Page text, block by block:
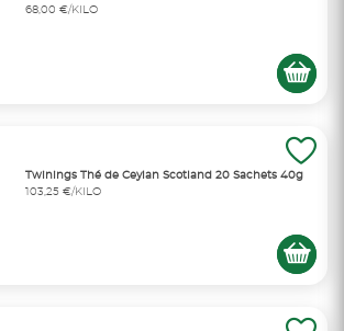
68,00 €/KILO
Twinings Thé de Ceylan Scotland 20 Sachets 40g
103,25 €/KILO